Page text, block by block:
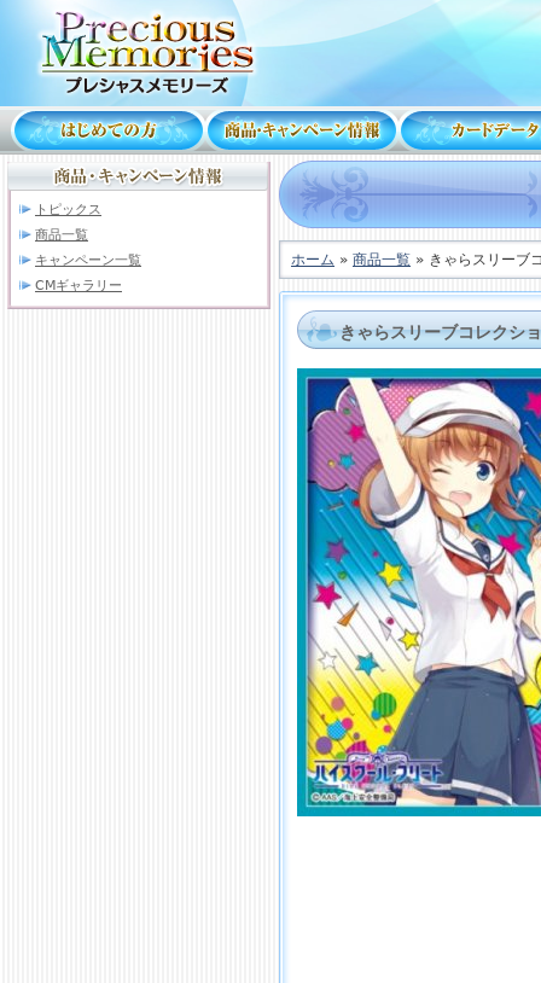
トピックス
商品一覧
キャンペーン一覧
CMギャラリー
ホーム » 商品一覧 » きゃらスリーブ
きゃらスリーブコレクシ